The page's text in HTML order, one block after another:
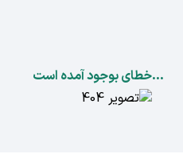
...خطای بوجود آمده است